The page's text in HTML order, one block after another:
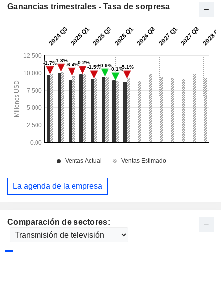
Comparación de sectores:
Ganancias trimestrales - Tasa de sorpresa
La agenda de la empresa